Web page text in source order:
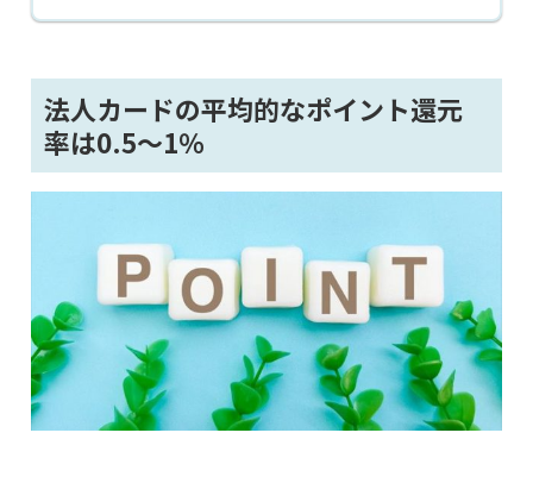
法人カードの平均的なポイント還元
率は0.5～1％